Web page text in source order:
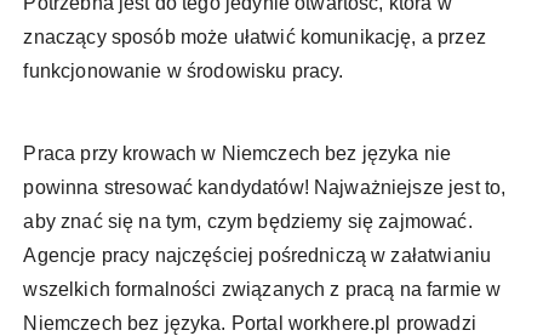
znaczący sposób może ułatwić komunikację, a przez
funkcjonowanie w środowisku pracy.
Praca przy krowach w Niemczech bez języka nie
powinna stresować kandydatów! Najważniejsze jest to,
aby znać się na tym, czym będziemy się zajmować.
Agencje pracy najczęściej pośredniczą w załatwianiu
wszelkich formalności związanych z pracą na farmie w
Niemczech bez języka. Portal workhere.pl prowadzi